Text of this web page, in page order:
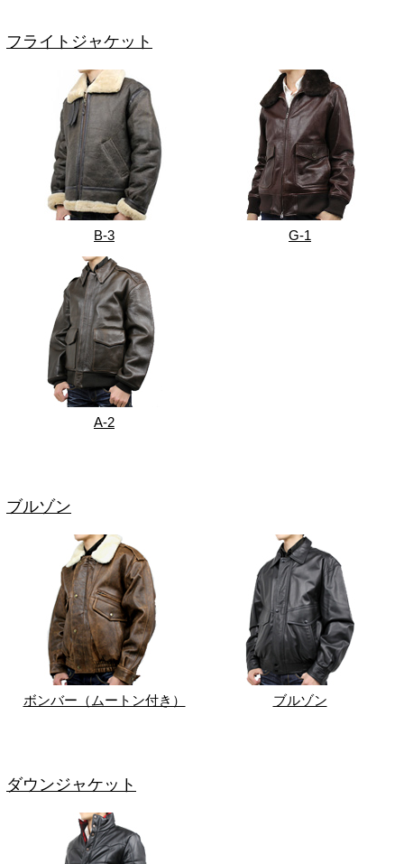
フライトジャケット
B-3 G-1
A-2
ブルゾン
ボンバー（ムートン付き） ブルゾン
ダウンジャケット